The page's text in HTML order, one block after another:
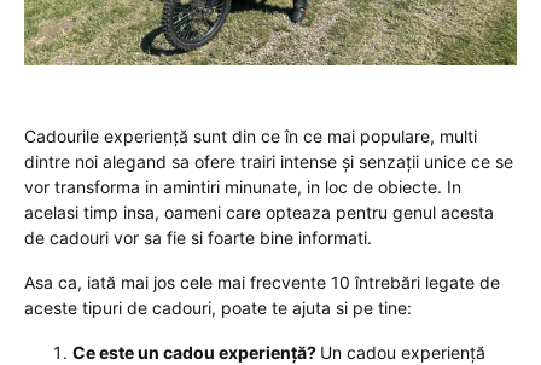
Cadourile experiență sunt din ce în ce mai populare, multi
dintre noi alegand sa ofere trairi intense și senzații unice ce se
vor transforma in amintiri minunate, in loc de obiecte. In
acelasi timp insa, oameni care opteaza pentru genul acesta
de cadouri vor sa fie si foarte bine informati.
Asa ca, iată mai jos cele mai frecvente 10 întrebări legate de
aceste tipuri de cadouri, poate te ajuta si pe tine:
Ce este un cadou experiență? Un cadou experiență